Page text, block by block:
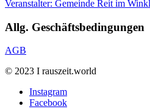
Veranstalter: Gemeinde Reit im Winkl
Allg. Geschäftsbedingungen
AGB
© 2023 I rauszeit.world
Instagram
Facebook